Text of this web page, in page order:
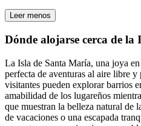
Leer menos
Dónde alojarse cerca de la
La Isla de Santa María, una joya
perfecta de aventuras al aire libre
visitantes pueden explorar barrios
amabilidad de los lugareños
que muestran la belleza natural de
de vacaciones o una escapada